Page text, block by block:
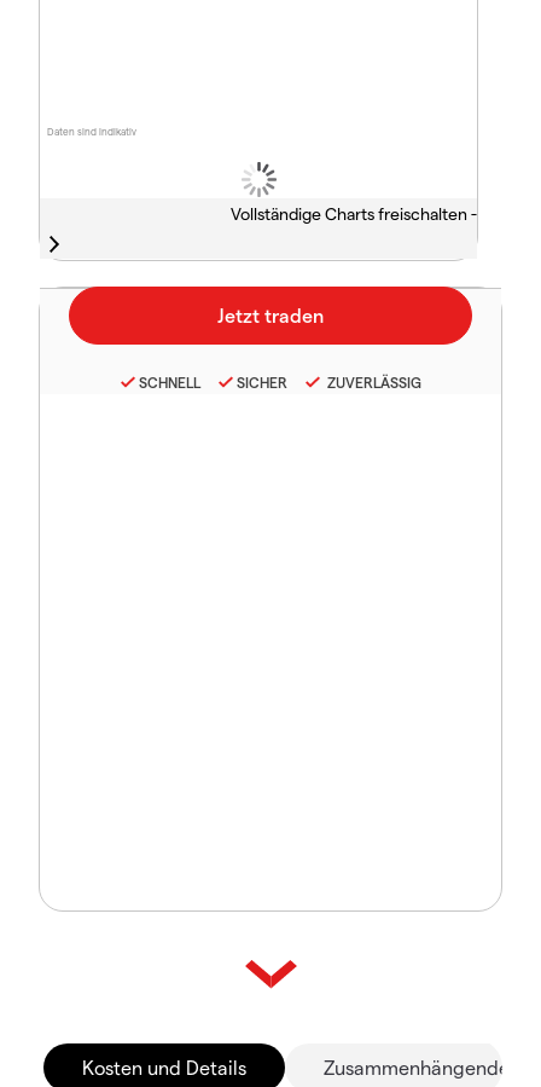
Daten sind indikativ
Vollständige Charts freischalten -
SCHNELL SICHER ZUVERLÄSSIG
Kosten und Details Zusammenhängende